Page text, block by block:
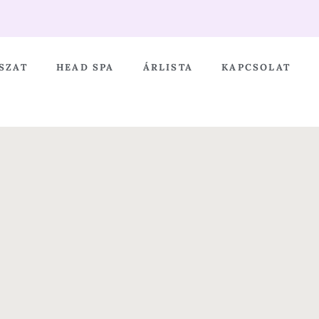
HEAD SPA ÁRLISTA KAPCSOLAT